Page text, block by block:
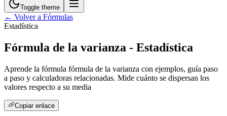
Toggle theme
← Volver a Fórmulas
Estadística
Fórmula de la varianza - Estadística
Aprende la fórmula fórmula de la varianza con ejemplos, guía paso
a paso y calculadoras relacionadas. Mide cuánto se dispersan los
valores respecto a su media
Copiar enlace